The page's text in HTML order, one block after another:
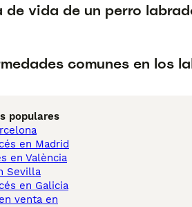
de vida de un perro
comunes en los
populares
en Madrid
en València
Sevilla
en Galicia
venta en